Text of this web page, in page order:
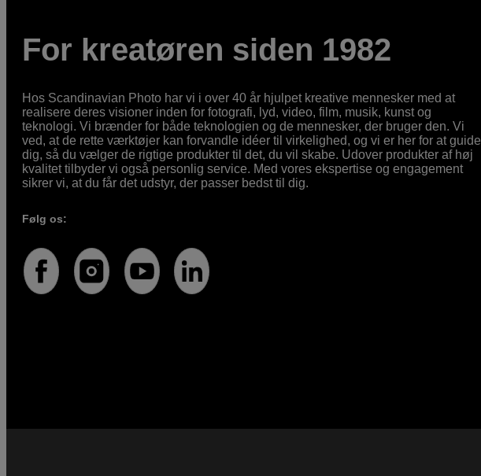
For kreatøren siden 1982
Hos Scandinavian Photo har vi i over 40 år hjulpet kreative mennesker med at
realisere deres visioner inden for fotografi, lyd, video, film, musik, kunst og
teknologi. Vi brænder for både teknologien og de mennesker, der bruger den. Vi
ved, at de rette værktøjer kan forvandle idéer til virkelighed, og vi er her for at guide
dig, så du vælger de rigtige produkter til det, du vil skabe. Udover produkter af høj
kvalitet tilbyder vi også personlig service. Med vores ekspertise og engagement
sikrer vi, at du får det udstyr, der passer bedst til dig.
Følg os: